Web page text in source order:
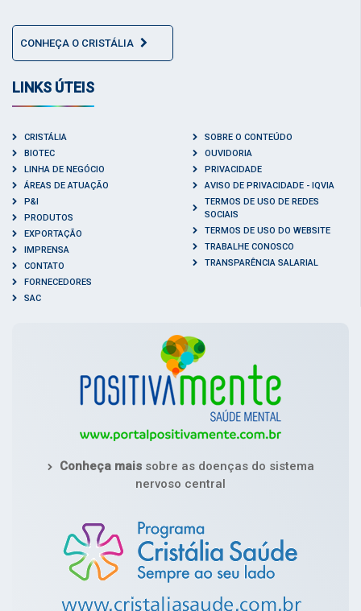
CONHEÇA O CRISTÁLIA
LINKS ÚTEIS
CRISTÁLIA
BIOTEC
LINHA DE NEGÓCIO
ÁREAS DE ATUAÇÃO
P&I
PRODUTOS
EXPORTAÇÃO
IMPRENSA
CONTATO
FORNECEDORES
SAC
SOBRE O CONTEÚDO
OUVIDORIA
PRIVACIDADE
AVISO DE PRIVACIDADE - IQVIA
TERMOS DE USO DE REDES
SOCIAIS
TERMOS DE USO DO WEBSITE
TRABALHE CONOSCO
TRANSPARÊNCIA SALARIAL
Conheça maissobre as doenças do sistema
nervoso central